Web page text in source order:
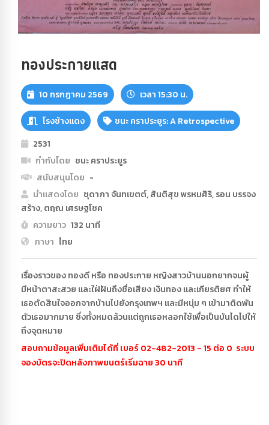
ทองประกายแสด
10 กรกฎาคม 2569 เวลา 15:30 น.
โรงช้างแดง
ชนะ คราประยูร: A Retrospective
2531
กำกับโดย ชนะ คราประยูร
สนับสนุนโดย -
นำแสดงโดย ชุดาภา จันทเขตต์, สันติสุข พรหมศิริ, รอน บรรจง
สร้าง, ตฤณ เศรษฐโชค
ความยาว 132 นาที
ภาษา ไทย
เรื่องราวของ ทองดี หรือ ทองประกาย หญิงสาวบ้านนอกยากจนผู้
มีหน้าตาสะสวย และใฝ่ฝันถึงชื่อเสียง เงินทอง และเกียรติยศ ทำให้
เธอตัดสินใจออกจากบ้านไปยังกรุงเทพฯ และมีหนุ่ม ๆ เข้ามาติดพัน
ตัวเธอมากมาย ซึ่งทั้งหมดล้วนแต่ถูกเธอหลอกใช้เพื่อเป็นบันไดไปให้
ถึงจุดหมาย
สอบถามข้อมูลเพิ่มเติมได้ที่ เบอร์ 02-482-2013 - 15 ต่อ 0 ระบบ
จองบัตรจะปิดหลังภาพยนตร์เริ่มฉาย 30 นาที